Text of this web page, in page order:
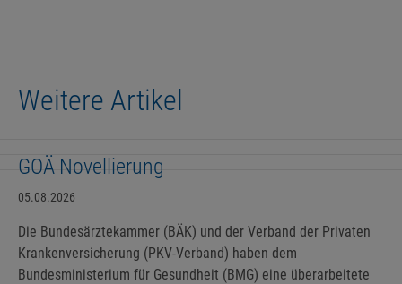
Weitere Artikel
GOÄ Novellierung
05.08.2026
Die Bundesärztekammer (BÄK) und der Verband der Privaten
Krankenversicherung (PKV-Verband) haben dem
Bundesministerium für Gesundheit (BMG) eine überarbeitete